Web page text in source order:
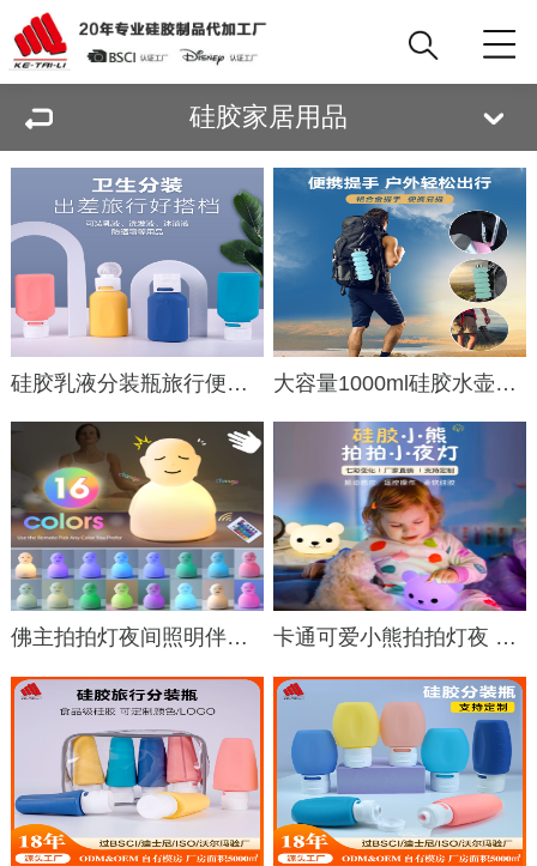
硅胶家居用品
硅胶乳液分装瓶旅行便携包装80ml挤压式乳液化妆品收纳瓶 大容量1000ml硅胶水壶户外旅行骑行水壶厂家批发
佛主拍拍灯夜间照明伴睡可充电遥控器远程小夜灯 卡通可爱小熊拍拍灯夜 硅胶拍拍灯